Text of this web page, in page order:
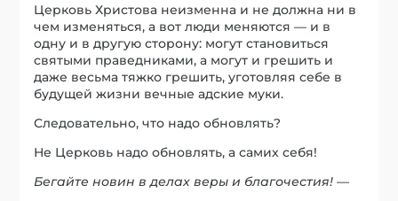
Церковь Христова неизменна и не должна ни в
чем изменяться, а вот люди меняются — и в
одну и в другую сторону: могут становиться
святыми праведниками, а могут и грешить и
даже весьма тяжко грешить, уготовляя себе в
будущей жизни вечные адские муки.
Следовательно, что надо обновлять?
Не Церковь надо обновлять, а самих себя!
Бегайте новин в делах веры и благочестия! —